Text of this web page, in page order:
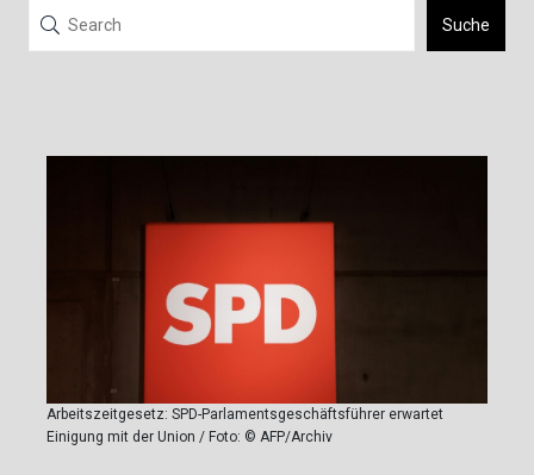
Suche
Arbeitszeitgesetz: SPD-Parlamentsgeschäftsführer erwartet
Einigung mit der Union / Foto: © AFP/Archiv